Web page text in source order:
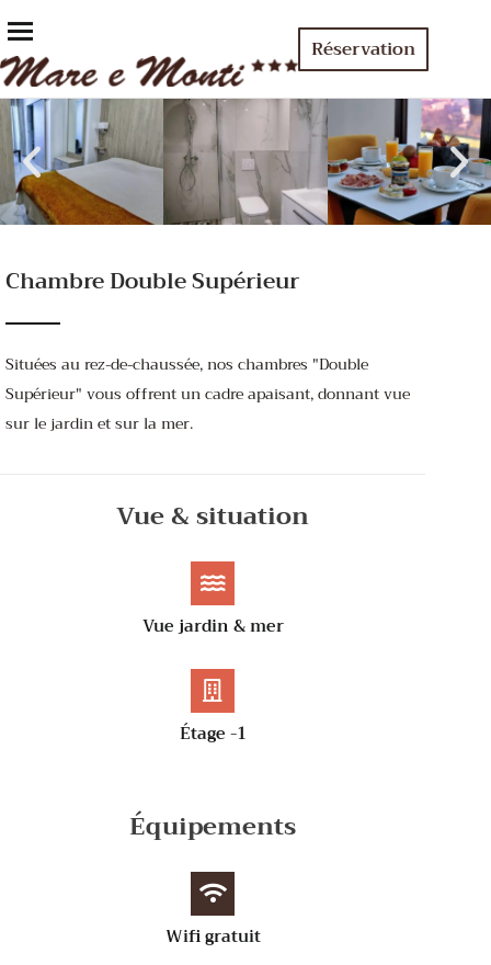
Réservation
Chambre Double Supérieur
Situées au rez-de-chaussée, nos chambres "Double
Supérieur" vous offrent un cadre apaisant, donnant vue
sur le jardin et sur la mer.
Vue & situation
Vue jardin & mer
Étage -1
Équipements
Wifi gratuit